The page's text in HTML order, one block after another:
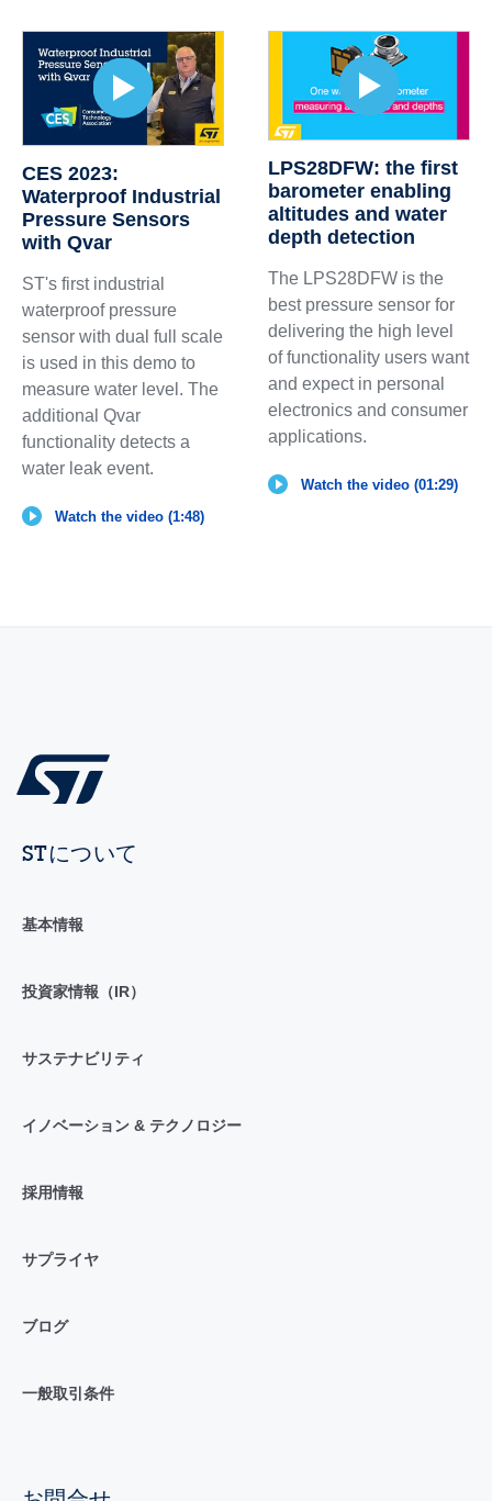
CES 2023:
Waterproof Industrial
Pressure Sensors
with Qvar
ST's first industrial
waterproof pressure
sensor with dual full scale
is used in this demo to
measure water level. The
additional Qvar
functionality detects a
water leak event.
Watch the video (1:48)
LPS28DFW: the first
barometer enabling
altitudes and water
depth detection
The LPS28DFW is the
best pressure sensor for
delivering the high level
of functionality users want
and expect in personal
electronics and consumer
applications.
Watch the video (01:29)
STについて
基本情報
投資家情報（IR）
サステナビリティ
イノベーション & テクノロジー
採用情報
サプライヤ
ブログ
一般取引条件